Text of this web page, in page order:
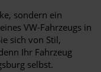
sondern ein
VW-Fahrzeugs in
sich von Stil,
Ihr Fahrzeug
selbst.